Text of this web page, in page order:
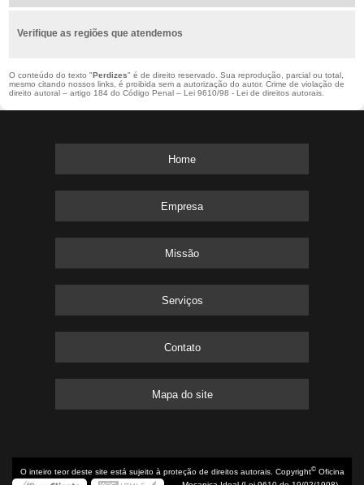
Verifique as regiões que atendemos
O conteúdo do texto "Perdizes" é de direito reservado. Sua reprodução, parcial ou total,
mesmo citando nossos links, é proibida sem a autorização do autor. Crime de violação de
direito autoral – artigo 184 do Código Penal –Lei 9610/98 - Lei de direitos autorais
Home
Empresa
Missão
Serviços
Contato
Mapa do site
O inteiro teor deste site está sujeito à proteção de direitos autorais. Copyright©Oficina